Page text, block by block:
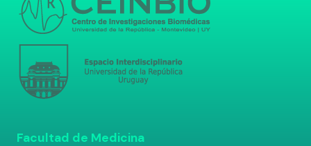
Facultad de Medicina